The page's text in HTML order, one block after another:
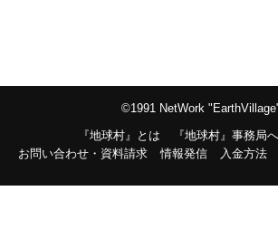
©1991 NetWork
『地球村』とは
『地球村』事務局
お問い合わせ・資料請求
情報発信 入金方法